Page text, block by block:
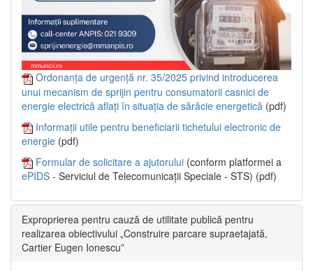
Ordonanța de urgență nr. 35/2025 privind introducerea
unui mecanism de sprijin pentru consumatorii casnici de
energie electrică aflați în situația de sărăcie energetică (pdf)
Informații utile pentru beneficiarii tichetului electronic de
energie (pdf)
Formular de solicitare a ajutorului (conform platformei a
ePIDS - Serviciul de Telecomunicații Speciale - STS) (pdf)
Exproprierea pentru cauză de utilitate publică pentru
realizarea obiectivului „Construire parcare supraetajată,
Cartier Eugen Ionescu”